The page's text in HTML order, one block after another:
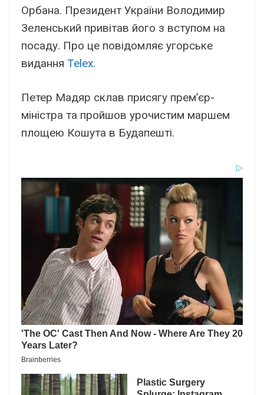
Орбана. Президент України Володимир
Зеленський привітав його з вступом на
посаду. Про це повідомляє угорське
видання Telex.
Петер Мадяр склав присягу прем’єр-
міністра та пройшов урочистим маршем
площею Кошута в Будапешті.